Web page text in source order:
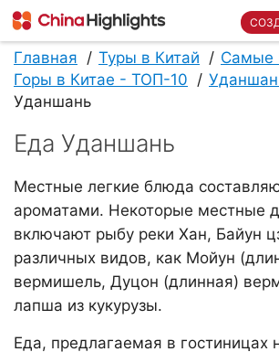
Главная Туры в Китай
Самые
Горы в Китае - ТОП-10
Уданшань
Еда Уданшань
Местные легкие блюда
ароматами. Некоторые местные
включают рыбу реки Хан, Байун
различных видов, как Mойун
вермишель, Дуцон (длинная)
лапша из кукурузы.
Еда, предлагаемая в гостиницах